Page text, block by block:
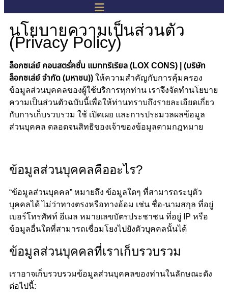
นโยบายความเป็นส่วนตัว
(Privacy Policy)
ล็อกซเล่ย์ คอนสตรั่คชั่น แมททรีเรียล (LOX CONS) | (บริษัท
ล็อกซเล่ย์ จำกัด (มหาชน)) ให้ความสำคัญกับการคุ้มครอง
ข้อมูลส่วนบุคคลของผู้ใช้บริการทุกท่าน เราจึงจัดทำนโยบาย
ความเป็นส่วนตัวฉบับนี้เพื่อให้ท่านทราบถึงรายละเอียดเกี่ยว
กับการเก็บรวบรวม ใช้ เปิดเผย และการประมวลผลข้อมูล
ส่วนบุคคล ตลอดจนสิทธิของเจ้าของข้อมูลตามกฎหมาย
ข้อมูลส่วนบุคคลคืออะไร?
“ข้อมูลส่วนบุคคล” หมายถึง ข้อมูลใดๆ ที่สามารถระบุตัว
บุคคลได้ ไม่ว่าทางตรงหรือทางอ้อม เช่น ชื่อ-นามสกุล ที่อยู่
เบอร์โทรศัพท์ อีเมล หมายเลขบัตรประชาชน ที่อยู่ IP หรือ
ข้อมูลอื่นใดที่สามารถเชื่อมโยงไปยังตัวบุคคลนั้นได้
ข้อมูลส่วนบุคคลที่เราเก็บรวบรวม
เราอาจเก็บรวบรวมข้อมูลส่วนบุคคลของท่านในลักษณะดัง
ต่อไปนี้: